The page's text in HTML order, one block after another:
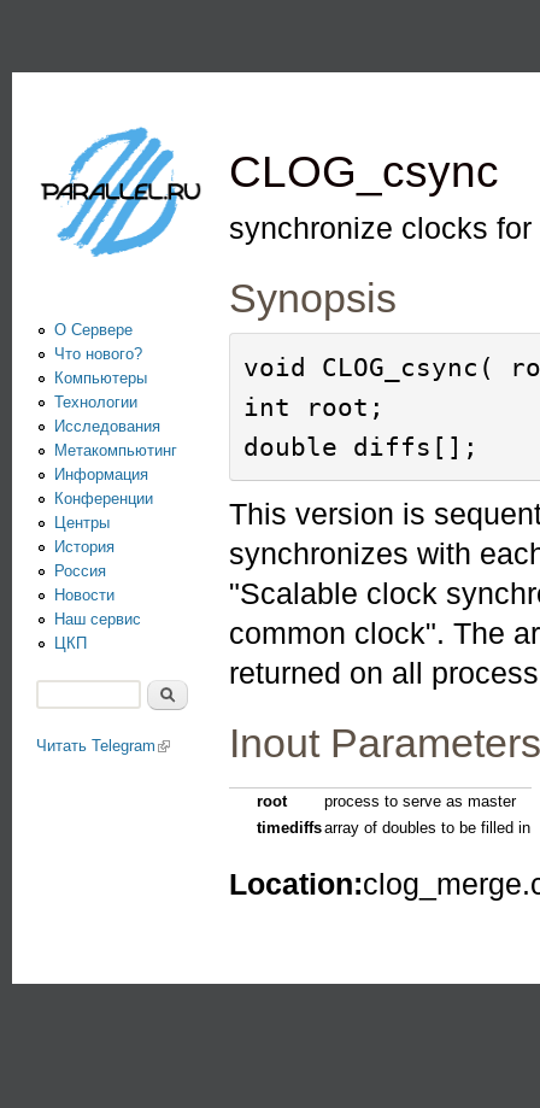
Информационно-
аналитический
центр по
параллельным
вычислениям
CLOG_csync
synchronize clocks
Synopsis
void
int root;
This version is
synchronizes with
"Scalable clock
common clock". The
returned on all
Inout Parameters
root
process to serve as master
timediffsarray of doubles to be filled in
Location:
О Сервере
Что нового?
Компьютеры
Технологии
Исследования
Метакомпьютинг
Информация
Конференции
Центры
История
Россия
Новости
Наш сервис
ЦКП
Читать Telegram (link is external)